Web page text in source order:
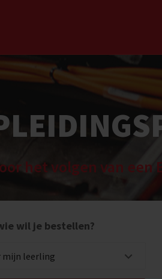
het volgen van een
wil je bestellen?